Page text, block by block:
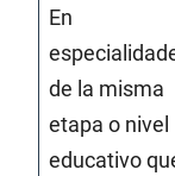
En
de la misma
etapa o nivel
educativo